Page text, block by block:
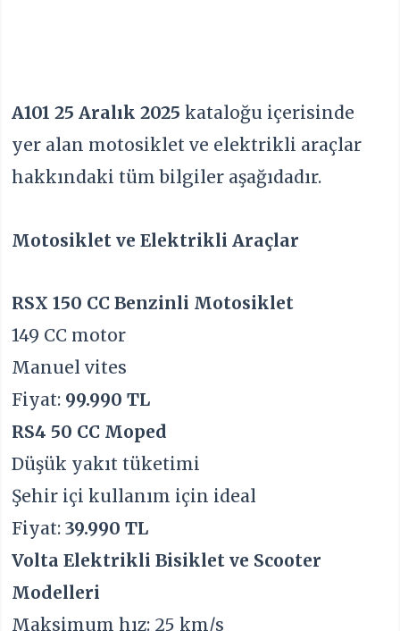
A101 25 Aralık 2025 kataloğu içerisinde
yer alan motosiklet ve elektrikli araçlar
hakkındaki tüm bilgiler aşağıdadır.
Motosiklet ve Elektrikli Araçlar
RSX 150 CC Benzinli Motosiklet
149 CC motor
Manuel vites
Fiyat: 99.990 TL
RS4 50 CC Moped
Düşük yakıt tüketimi
Şehir içi kullanım için ideal
Fiyat:39.990 TL
Volta Elektrikli Bisiklet ve Scooter
Modelleri
Maksimum hız: 25 km/s